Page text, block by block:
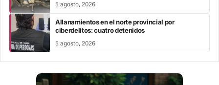
5 agosto, 2026
Allanamientos en el norte provincial por
ciberdelitos: cuatro detenidos
5 agosto, 2026